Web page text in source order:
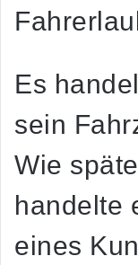
Es
sein
Wie
handelte
eines